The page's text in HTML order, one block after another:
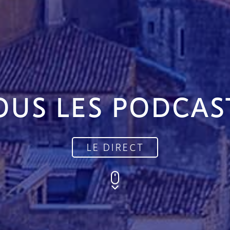
LES
LE DIRECT